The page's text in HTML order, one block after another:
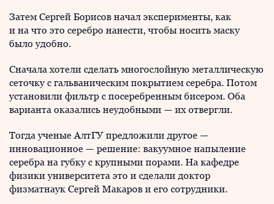
Затем Сергей Борисов начал эксперименты, как
и на что это серебро нанести, чтобы носить маску
было удобно.
Сначала хотели сделать многослойную металлическую
сеточку с гальваническим покрытием серебра. Потом
установили фильтр с посеребренным бисером. Оба
варианта оказались неудобными — их отвергли.
Тогда ученые АлтГУ предложили другое —
инновационное — решение: вакуумное напыление
серебра на губку с крупными порами. На кафедре
физики университета это и сделали доктор
физматнаук Сергей Макаров и его сотрудники.